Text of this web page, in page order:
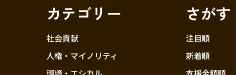
カテゴリー
社会貢献
人権・マイノリティ
さがす
注目順
新着順